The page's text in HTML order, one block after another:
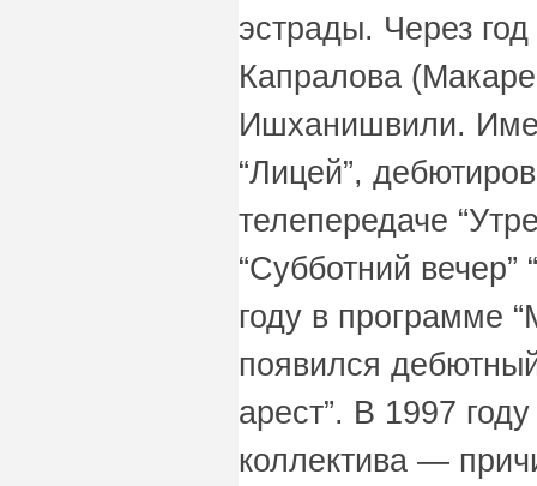
эстрады. Через
Капралова
Ишханишвили.
“Лицей”,
телепередаче
“Субботний вечер”
году в программе
появился
арест”. В 1997
коллектива —